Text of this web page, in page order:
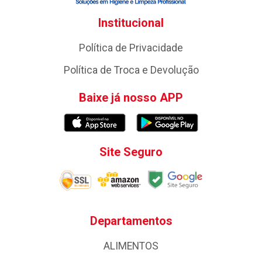
Institucional
Política de Privacidade
Política de Troca e Devolução
Baixe já nosso APP
Site Seguro
Departamentos
ALIMENTOS